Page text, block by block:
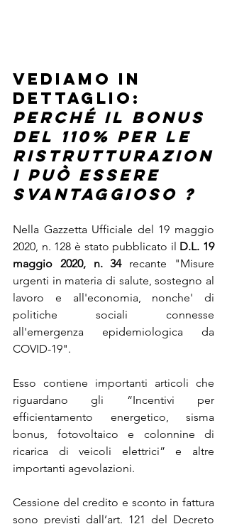
VEDIAMO IN
DETTAGLIO:
PERCHÉ IL BONUS
DEL 110% PER LE
RISTRUTTURAZION
I PUÒ ESSERE
SVANTAGGIOSO ?
Nella Gazzetta Ufficiale del 19 maggio
2020, n. 128 è stato pubblicato il D.L. 19
maggio 2020, n. 34 recante "Misure
urgenti in materia di salute, sostegno al
lavoro e all'economia, nonche' di
politiche sociali connesse
all'emergenza epidemiologica da
COVID-19".
Esso contiene importanti articoli che
riguardano gli “Incentivi per
efficientamento energetico, sisma
bonus, fotovoltaico e colonnine di
ricarica di veicoli elettrici” e altre
importanti agevolazioni.
Cessione del credito e sconto in fattura
sono previsti dall’art. 121 del Decreto